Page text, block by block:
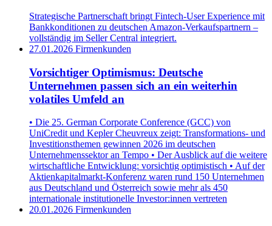
Strategische Partnerschaft bringt Fintech-User Experience mit
Bankkonditionen zu deutschen Amazon-Verkaufspartnern –
vollständig im Seller Central integriert.
27.01.2026 Firmenkunden
Vorsichtiger Optimismus: Deutsche
Unternehmen passen sich an ein weiterhin
volatiles Umfeld an
• Die 25. German Corporate Conference (GCC) von
UniCredit und Kepler Cheuvreux zeigt: Transformations- und
Investitionsthemen gewinnen 2026 im deutschen
Unternehmenssektor an Tempo • Der Ausblick auf die weitere
wirtschaftliche Entwicklung: vorsichtig optimistisch • Auf der
Aktienkapitalmarkt‑Konferenz waren rund 150 Unternehmen
aus Deutschland und Österreich sowie mehr als 450
internationale institutionelle Investor:innen vertreten
20.01.2026 Firmenkunden